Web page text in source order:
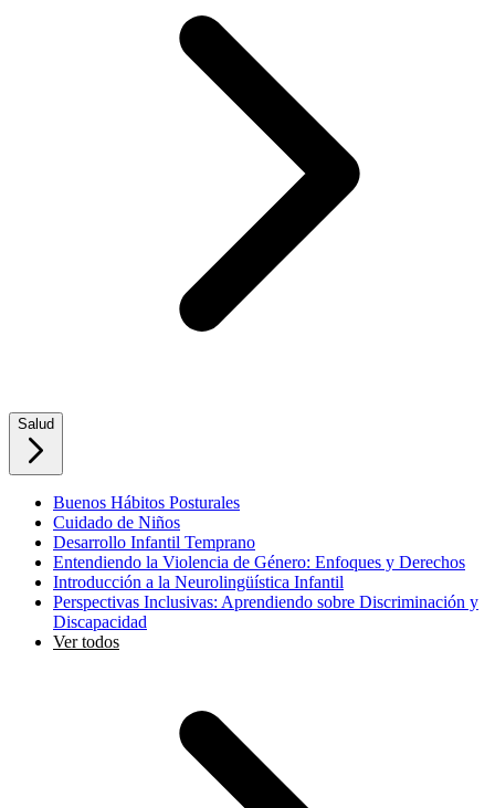
Salud
Buenos Hábitos Posturales
Cuidado de Niños
Desarrollo Infantil Temprano
Entendiendo la Violencia de Género: Enfoques y Derechos
Introducción a la Neurolingüística Infantil
Perspectivas Inclusivas: Aprendiendo sobre Discriminación y
Discapacidad
Ver todos